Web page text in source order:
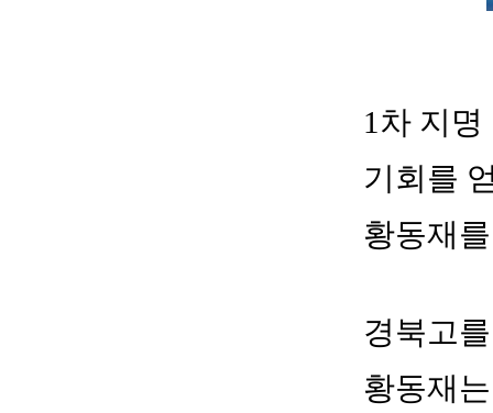
1차 지
기회를
황동재
경북고
황동재